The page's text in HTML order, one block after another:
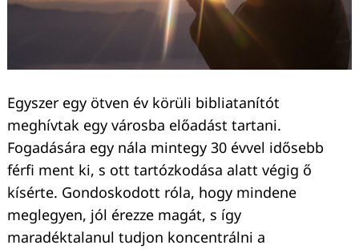
Egyszer egy ötven év körüli bibliatanítót
meghívtak egy városba előadást tartani.
Fogadására egy nála mintegy 30 évvel idősebb
férfi ment ki, s ott tartózkodása alatt végig ő
kísérte. Gondoskodott róla, hogy mindene
meglegyen, jól érezze magát, s így
maradéktalanul tudjon koncentrálni a